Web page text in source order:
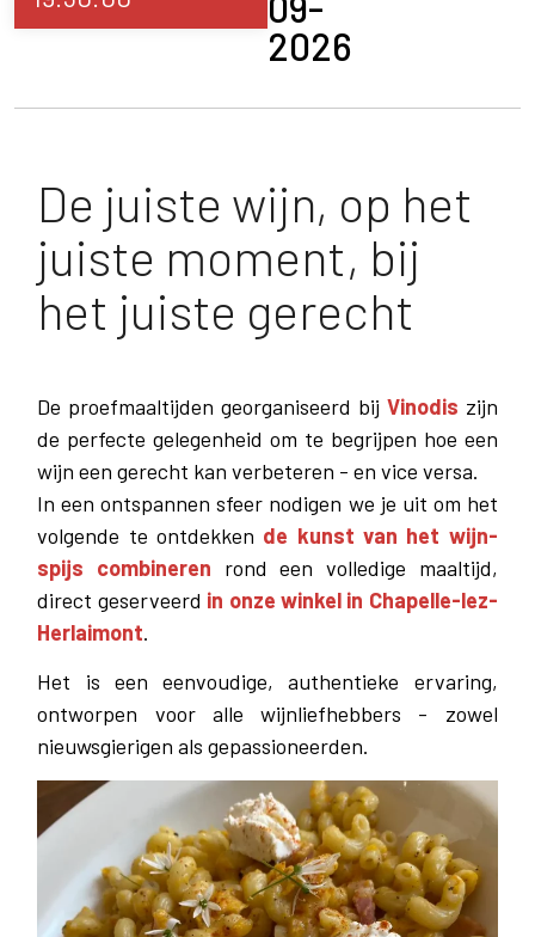
2026
De juiste wijn, op het
juiste moment, bij
het juiste gerecht
De proefmaaltijden georganiseerd bij Vinodis zijn
de perfecte gelegenheid om te begrijpen hoe een
wijn een gerecht kan verbeteren - en vice versa.
In een ontspannen sfeer nodigen we je uit om het
volgende te ontdekken de kunst van het wijn-
spijs combineren rond een volledige maaltijd,
direct geserveerd in onze winkel in Chapelle-lez-
Herlaimont.
Het is een eenvoudige, authentieke ervaring,
ontworpen voor alle wijnliefhebbers - zowel
nieuwsgierigen als gepassioneerden.